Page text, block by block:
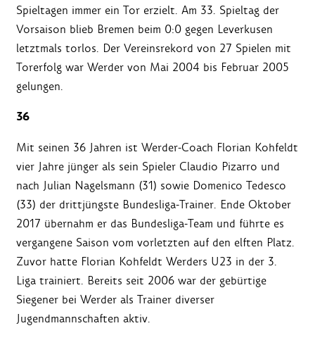
Spieltagen immer ein Tor erzielt. Am 33. Spieltag der
Vorsaison blieb Bremen beim 0:0 gegen Leverkusen
letztmals torlos. Der Vereinsrekord von 27 Spielen mit
Torerfolg war Werder von Mai 2004 bis Februar 2005
gelungen.
36
Mit seinen 36 Jahren ist Werder-Coach Florian Kohfeldt
vier Jahre jünger als sein Spieler Claudio Pizarro und
nach Julian Nagelsmann (31) sowie Domenico Tedesco
(33) der drittjüngste Bundesliga-Trainer. Ende Oktober
2017 übernahm er das Bundesliga-Team und führte es
vergangene Saison vom vorletzten auf den elften Platz.
Zuvor hatte Florian Kohfeldt Werders U23 in der 3.
Liga trainiert. Bereits seit 2006 war der gebürtige
Siegener bei Werder als Trainer diverser
Jugendmannschaften aktiv.